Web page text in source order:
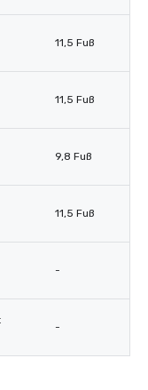
11,5 Fuß
11,5 Fuß
9,8 Fuß
11,5 Fuß
-
-